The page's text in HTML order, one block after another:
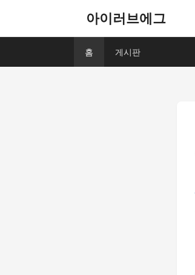
아이러브에그
홈 게시판